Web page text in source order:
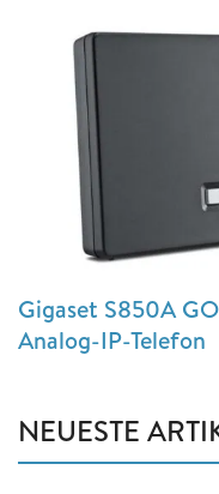
Gigaset S850A
Analog-IP-Telefon
NEUESTE